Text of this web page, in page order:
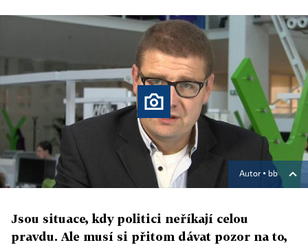
Autor ▪ bb
Jsou situace, kdy politici neříkají celou
pravdu. Ale musí si přitom dávat pozor na to,